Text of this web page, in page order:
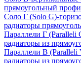
прямоугольный
Соло Г (Solo G)-
радиаторы
Параллели Г (Paralleli
радиаторы из
Параллели В (Paralleli
радиаторы из